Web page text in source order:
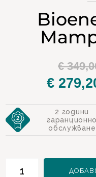
€
€
2 години
гаранционно
обслужване